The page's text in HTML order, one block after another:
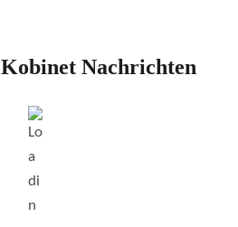
Kobinet Nachrichten